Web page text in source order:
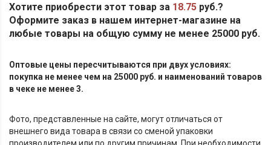
Хотите приобрести этот товар за 18.75 руб.?
Оформите заказ в нашем интернет-магазине на
любые товары на общую сумму не менее 25000 руб.
Оптовые цены пересчитываются при двух условиях:
покупка не менее чем на 25000 руб. и наименований товаров
в чеке не менее 3.
Фото, представленные на сайте, могут отличаться от
внешнего вида товара в связи со сменой упаковки